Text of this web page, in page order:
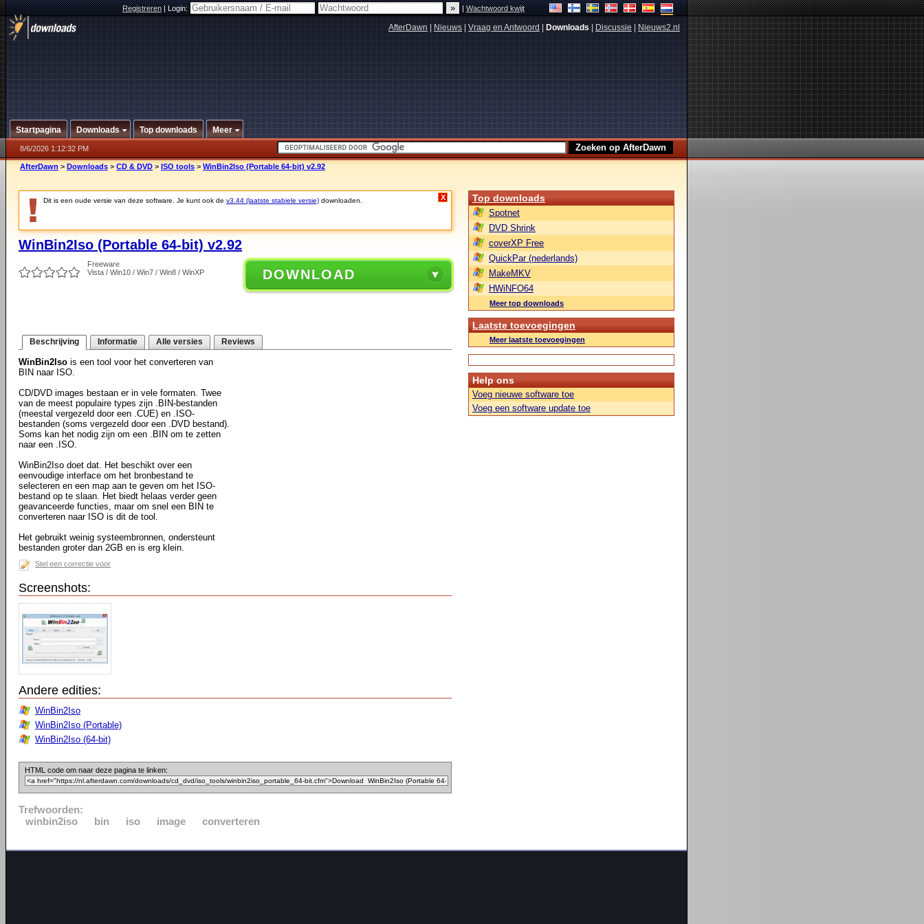
Registreren|Login: |Wachtwoord kwijt
AfterDawn Nieuws Vraag en Antwoord Downloads Discussie Nieuws2.nl
Startpagina Downloads Top downloads Meer
8/6/2026 1:12:32 PM
AfterDawn > Downloads > CD & DVD > ISO tools > WinBin2Iso (Portable 64-bit) v2.92
Dit is een oude versie van deze software. Je kunt ook de v3.44 (laatste stabiele versie) downloaden. X
WinBin2Iso (Portable 64-bit) v2.92
Freeware
Vista / Win10 / Win7 / Win8 / WinXP
DOWNLOAD
Beschrijving Informatie Alle versies Reviews
WinBin2Iso is een tool voor het converteren van
BIN naar ISO.
CD/DVD images bestaan er in vele formaten. Twee
van de meest populaire types zijn .BIN-bestanden
(meestal vergezeld door een .CUE) en .ISO-
bestanden (soms vergezeld door een .DVD bestand).
Soms kan het nodig zijn om een .BIN om te zetten
naar een .ISO.
WinBin2Iso doet dat. Het beschikt over een
eenvoudige interface om het bronbestand te
selecteren en een map aan te geven om het ISO-
bestand op te slaan. Het biedt helaas verder geen
geavanceerde functies, maar om snel een BIN te
converteren naar ISO is dit de tool.
Het gebruikt weinig systeembronnen, ondersteunt
bestanden groter dan 2GB en is erg klein.
Stel een correctie voor
Screenshots:
Andere edities:
WinBin2Iso
WinBin2Iso (Portable)
WinBin2Iso (64-bit)
HTML code om naar deze pagina te linken:
Trefwoorden:
winbin2iso
bin iso image converteren
Top downloads
Spotnet
DVD Shrink
coverXP Free
QuickPar (nederlands)
MakeMKV
HWiNFO64
Meer top downloads
Laatste toevoegingen
Meer laatste toevoegingen
Help ons
Voeg nieuwe software toe
Voeg een software update toe